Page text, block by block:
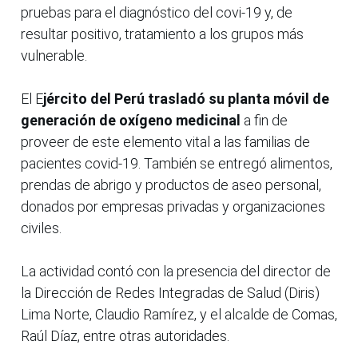
pruebas para el diagnóstico del covi-19 y, de
resultar positivo, tratamiento a los grupos más
vulnerable.
El Ejército del Perú trasladó su planta móvil de
generación de oxígeno medicinal a fin de
proveer de este elemento vital a las familias de
pacientes covid-19. También se entregó alimentos,
prendas de abrigo y productos de aseo personal,
donados por empresas privadas y organizaciones
civiles.
La actividad contó con la presencia del director de
la Dirección de Redes Integradas de Salud (Diris)
Lima Norte, Claudio Ramírez, y el alcalde de Comas,
Raúl Díaz, entre otras autoridades.